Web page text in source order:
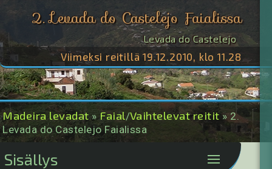
2. Levada do Castelejo Faialissa
Levada do Castelejo
Viimeksi reitillä 19.12.2010, klo 11.28
Madeira levadat»Faial/Vaihtelevat reitit » 2.
Levada do Castelejo Faialissa
Sisällys